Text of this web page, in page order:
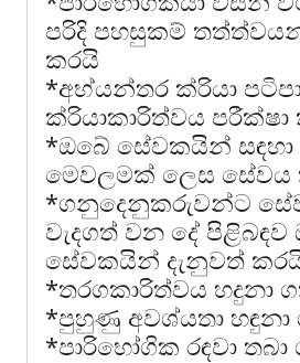
පරිදි පහසුකම්
කරයි
*අභ්යන්තර ක්රියා
ක්රියාකාරිත්වය පරීක්ෂා
*ඔබේ සේවකයින්
මෙවලමක් ලෙස සේවය
*ගනුදෙනුකරුවන්ට
වැදගත් වන දේ පිළිබඳව
සේවකයින් දැනුවත්
*තරගකාරිත්වය හදුනා
*පුහුණු අවශ්යතා හඳුනා
*පාරිභෝගික රඳවා තබා